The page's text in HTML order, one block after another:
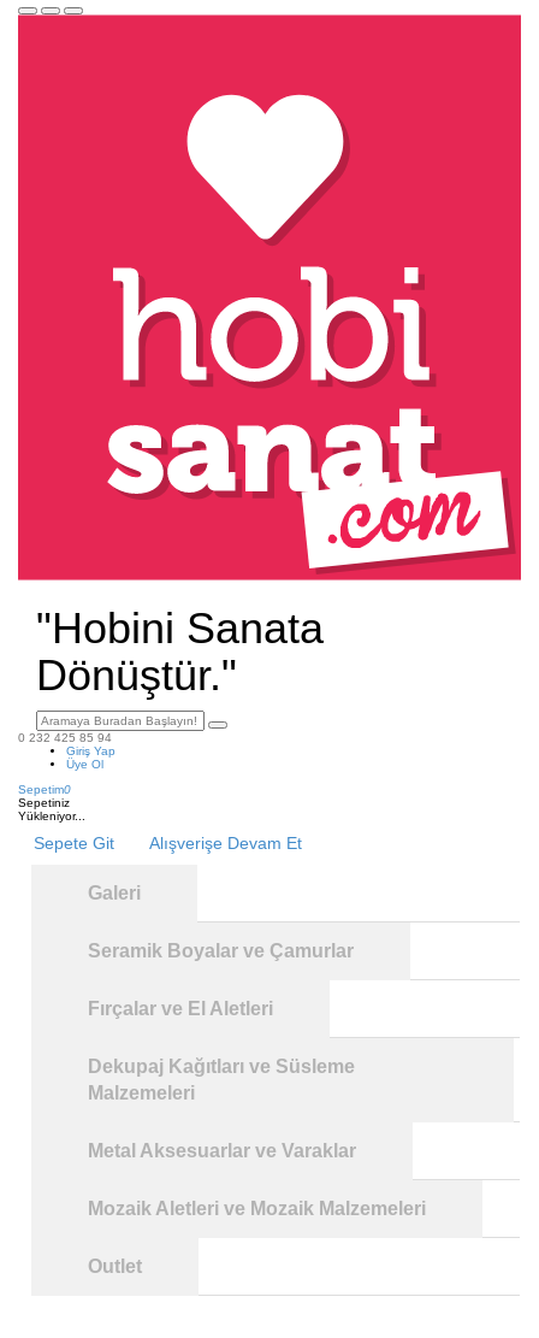
"Hobini Sanata
Dönüştür."
0 232 425 85 94
Giriş Yap
Üye Ol
Sepetim0
Sepetiniz
Yükleniyor...
Sepete Git Alışverişe Devam Et
Galeri
Seramik Boyalar ve Çamurlar
Fırçalar ve El Aletleri
Dekupaj Kağıtları ve Süsleme
Malzemeleri
Metal Aksesuarlar ve Varaklar
Mozaik Aletleri ve Mozaik Malzemeleri
Outlet